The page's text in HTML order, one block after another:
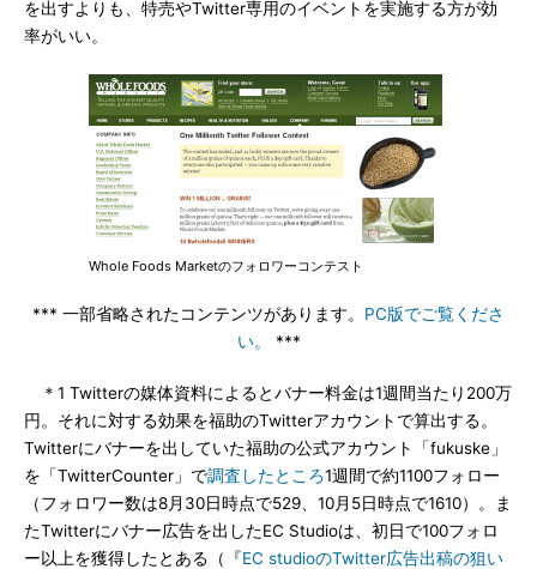
を出すよりも、特売やTwitter専用のイベントを実施する方が効
率がいい。
Whole Foods Marketのフォロワーコンテスト
*** 一部省略されたコンテンツがあります。 PC版でご覧くださ
い。
***
＊1 Twitterの媒体資料によるとバナー料金は1週間当たり200万
円。それに対する効果を福助のTwitterアカウントで算出する。
Twitterにバナーを出していた福助の公式アカウント「fukuske」
を「TwitterCounter」で調査したところ1週間で約1100フォロー
（フォロワー数は8月30日時点で529、10月5日時点で1610）。ま
たTwitterにバナー広告を出したEC Studioは、初日で100フォロ
ー以上を獲得したとある（『EC studioのTwitter広告出稿の狙い